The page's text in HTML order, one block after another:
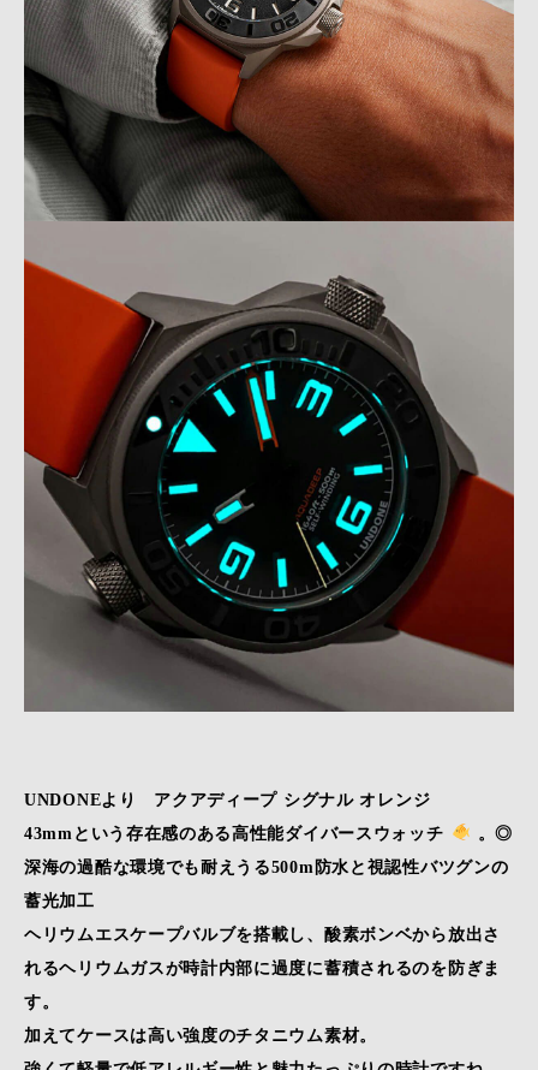
UNDONEより アクアディープ シグナル オレンジ
43mmという存在感のある高性能ダイバースウォッチ
。◎
深海の過酷な環境でも耐えうる500m防水と視認性バツグンの
蓄光加工
ヘリウムエスケープバルブを搭載し、酸素ボンベから放出さ
れるヘリウムガスが時計内部に過度に蓄積されるのを防ぎま
す。
加えてケースは高い強度のチタニウム素材。